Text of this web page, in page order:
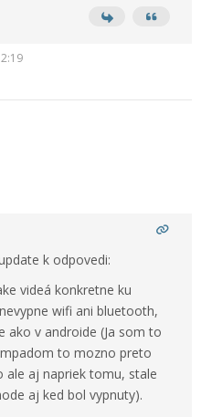
k odpovedi:
videá konkretne ku
wifi ani bluetooth,
ako v androide (Ja som to
to mozno preto
ale aj napriek tomu, stale
aj ked bol vypnuty).